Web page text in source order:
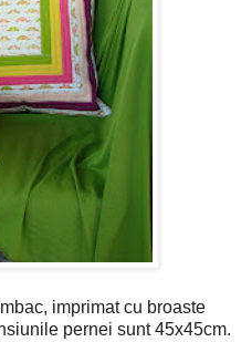
imprimat cu broaste
pernei sunt 45x45cm.